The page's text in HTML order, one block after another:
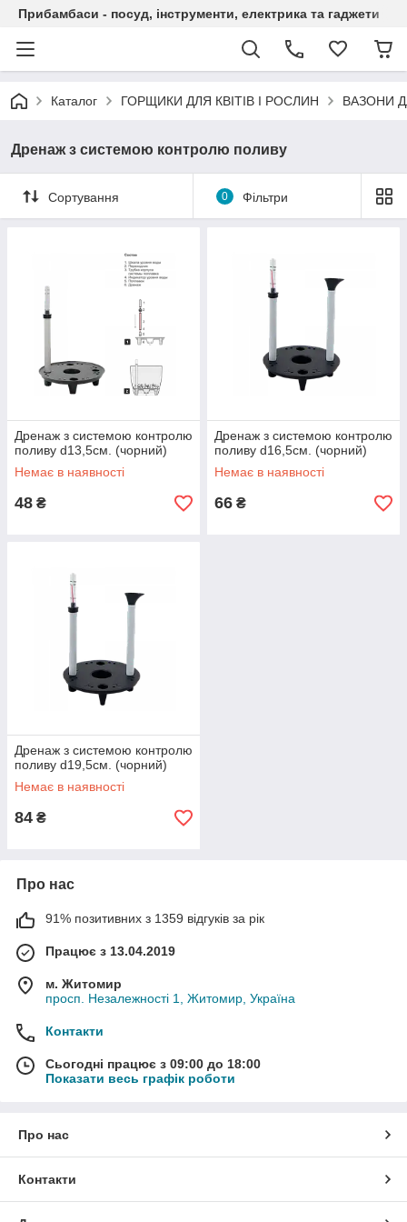
Прибамбаси - посуд, інструменти, електрика та гаджети
Каталог ГОРЩИКИ ДЛЯ КВІТІВ І РОСЛИН ВАЗОНИ
Дренаж з системою контролю поливу
Сортування 0 Фільтри
Дренаж з системою контролю
поливу d13,5см. (чорний)
Немає в наявності
48 ₴
Дренаж з системою контролю
поливу d16,5см. (чорний)
Немає в наявності
66 ₴
Дренаж з системою контролю
поливу d19,5см. (чорний)
Немає в наявності
84 ₴
Про нас
91% позитивних з 1359 відгуків за рік
Працює з 13.04.2019
м. Житомир
просп. Незалежності 1, Житомир, Україна
Контакти
Сьогодні працює з 09:00 до 18:00
Показати весь графік роботи
Про нас
Контакти